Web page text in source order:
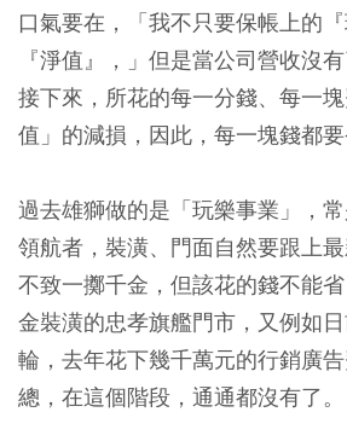
口氣要在，「我不只要保帳上的
『淨值』，」但是當公司營收沒
接下來，所花的每一分錢、每一
值」的減損，因此，每一塊錢都要
過去雄獅做的是「玩樂事業」，
領航者，裝潢、門面自然要跟上
不致一擲千金，但該花的錢不能
金裝潢的忠孝旗艦門市，又例如
輪，去年花下幾千萬元的行銷廣
總，在這個階段，通通都沒有了。